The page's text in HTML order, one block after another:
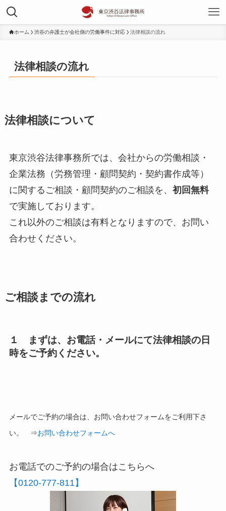
ホーム 渋谷の弁護士が会社側の労働事件に対応 法律相談の流れ
法律相談の流れ
法律相談について
東京渋谷法律事務所では、会社からの労働相談・
企業法務（労務管理・顧問契約・契約書作成等）
に関するご相談・顧問契約のご相談を、 初回無料
で実施しております。
これ以外のご相談は有料となりますので、お問い
合わせください。
ご相談までの流れ
１ まずは、お電話・メールにて法律相談の日
時をご予約ください。
メールでご予約の場合は、お問い合わせフォームをご利用下さ
い。 ⇒お問い合わせフォームへ
お電話でのご予約の場合はこちらへ
【0120-777-811】